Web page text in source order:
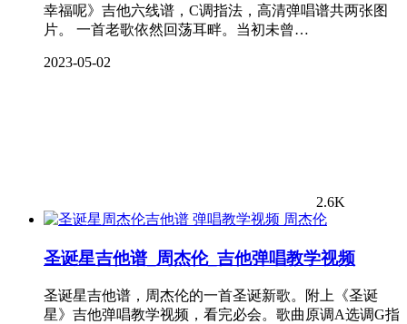
幸福呢》吉他六线谱，C调指法，高清弹唱谱共两张图
片。 一首老歌依然回荡耳畔。当初未曾…
2023-05-02
2.6K
周杰伦
圣诞星吉他谱_周杰伦_吉他弹唱教学视频
圣诞星吉他谱，周杰伦的一首圣诞新歌。附上《圣诞
星》吉他弹唱教学视频，看完必会。歌曲原调A选调G指